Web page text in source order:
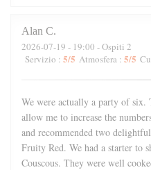
Alan C
2026-07-19 - 19:00 - Ospiti 2
Servizio : 5/5 Atmosfera : 5/5
We were actually a party of six.
allow me to increase the
and recommended two
Fruity Red. We had a starter to
Couscous. They were well